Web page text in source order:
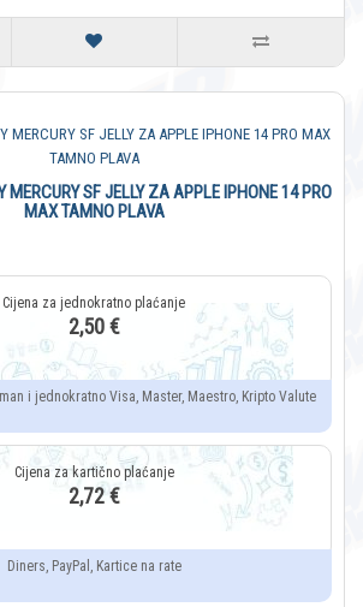
MERCURY SF JELLY ZA APPLE IPHONE 14 PRO
MAX TAMNO PLAVA
2,50 €
i jednokratno Visa, Master, Maestro, Kripto Valute
2,72 €
Diners, PayPal, Kartice na rate